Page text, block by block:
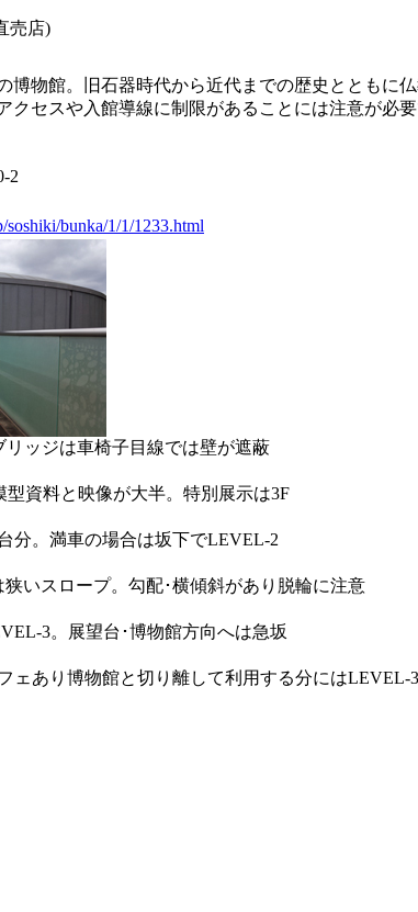
売店)
博物館。旧石器時代から近代までの歴史ととも
クセスや入館導線に制限があることには注意が必
2
bunka/1/1/1233.html
リッジは車椅子目線では壁が遮蔽
型資料と映像が大半。特別展示は3F
分。満車の場合は坂下でLEVEL-2
いスロープ。勾配･横傾斜があり脱輪に注意
3。展望台･博物館方向へは急坂
ェあり博物館と切り離して利用する分にはLEVEL-3